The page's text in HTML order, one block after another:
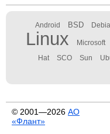
Android BSD
Linux Microsoft
Hat SCO Sun
© 2001—2026 АО
«Флант»